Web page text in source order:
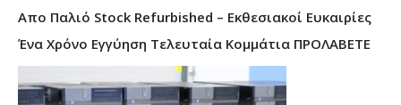
Απο Παλιό Stock Refurbished – Εκθεσιακοί Ευκαιρίες
Ένα Χρόνο Εγγύηση Τελευταία Κομμάτια ΠΡΟΛΑΒΕΤΕ